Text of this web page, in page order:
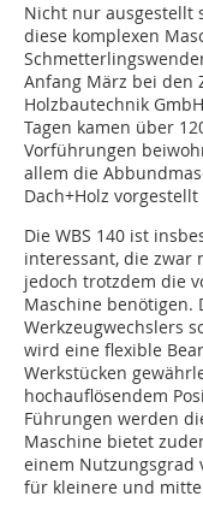
Nicht nur ausgestellt
diese komplexen
Anfang März bei den
Holzbautechnik
Tagen kamen über
Vorführungen
allem die
Dach+Holz
Die WBS 140 ist
interessant, die zwar
jedoch trotzdem die
Maschine benötigen.
Werkzeugwechslers
wird eine flexible
Werkstücken
hochauflösendem
Führungen werden
Maschine bietet
einem Nutzungsgrad
für kleinere und